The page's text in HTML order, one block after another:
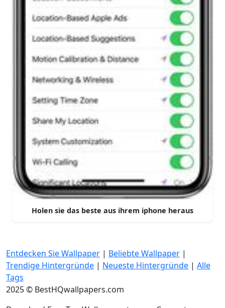
Holen sie das beste aus ihrem iphone heraus
Entdecken Sie Wallpaper | Beliebte Wallpaper |
Trendige Hintergründe | Neueste Hintergründe | Alle
Tags
2025 © BestHQwallpapers.com